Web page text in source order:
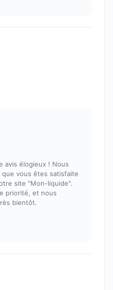
avis élogieux ! Nous
que vous êtes satisfaite
site "Mon-liquide".
priorité, et nous
bientôt.